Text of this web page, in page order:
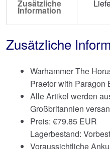
Zusätzliche
Information
Zusätzliche
Warhammer The
Praetor with Paragon
Alle Artikel werden
Großbritannien
Preis: €79.85 EUR
Lagerbestand:
Voraussichtliche